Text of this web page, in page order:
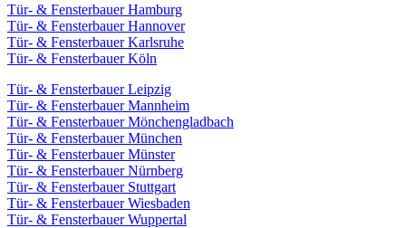
Tür- & Fensterbauer Hamburg
Tür- & Fensterbauer Hannover
Tür- & Fensterbauer Karlsruhe
Tür- & Fensterbauer Köln
Tür- & Fensterbauer Leipzig
Tür- & Fensterbauer Mannheim
Tür- & Fensterbauer Mönchengladbach
Tür- & Fensterbauer München
Tür- & Fensterbauer Münster
Tür- & Fensterbauer Nürnberg
Tür- & Fensterbauer Stuttgart
Tür- & Fensterbauer Wiesbaden
Tür- & Fensterbauer Wuppertal